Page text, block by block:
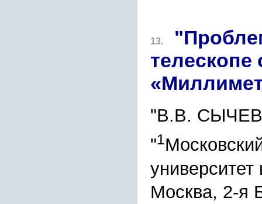
13.
телескопе
"В.В. СЫЧЕВ
"1
Москва, 2-я